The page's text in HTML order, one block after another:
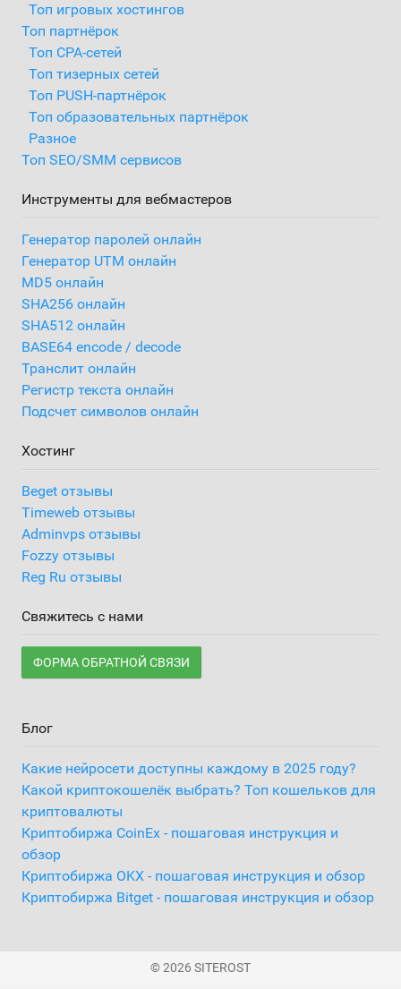
Топ игровых хостингов
Топ партнёрок
Топ CPA-сетей
Топ тизерных сетей
Топ PUSH-партнёрок
Топ образовательных партнёрок
Разное
Топ SEO/SMM сервисов
Инструменты для вебмастеров
Генератор паролей онлайн
Генератор UTM онлайн
MD5 онлайн
SHA256 онлайн
SHA512 онлайн
BASE64 encode / decode
Транслит онлайн
Регистр текста онлайн
Подсчет символов онлайн
Хостинг
Beget отзывы
Timeweb отзывы
Adminvps отзывы
Fozzy отзывы
Reg Ru отзывы
Свяжитесь с нами
ФОРМА ОБРАТНОЙ СВЯЗИ
Блог
Какие нейросети доступны каждому в 2025 году?
Какой криптокошелёк выбрать? Топ кошельков для
криптовалюты
Криптобиржа CoinEx - пошаговая инструкция и
обзор
Криптобиржа OKX - пошаговая инструкция и обзор
Криптобиржа Bitget - пошаговая инструкция и обзор
© 2026 SITEROST